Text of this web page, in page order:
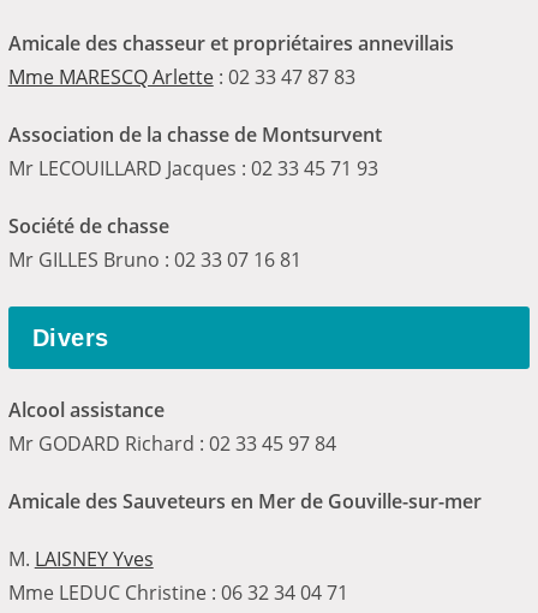
Amicale des chasseur et propriétaires annevillais
Mme MARESCQ Arlette: 02 33 47 87 83
Association de la chasse de Montsurvent
Mr LECOUILLARD Jacques : 02 33 45 71 93
Société de chasse
Mr GILLES Bruno : 02 33 07 16 81
Divers
Alcool assistance
Mr GODARD Richard : 02 33 45 97 84
Amicale des Sauveteurs en Mer de Gouville-sur-mer
M. LAISNEY Yves
Mme LEDUC Christine : 06 32 34 04 71